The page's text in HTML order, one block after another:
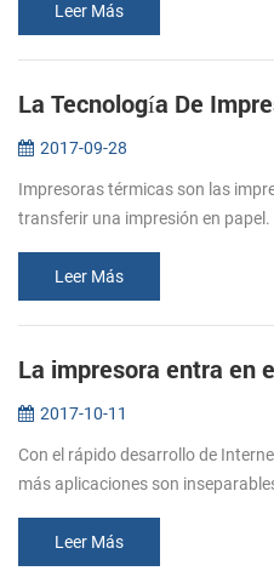
máqui...Leer Más
La Tecnología De
2017-09-28
Impresoras térmicas son las
transferir una impresión en
Leer Más
2017-10-11
Con el rápido desarrollo de
más aplicaciones son
Leer Más